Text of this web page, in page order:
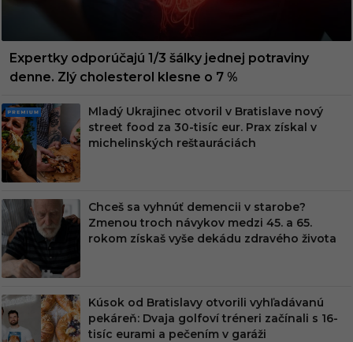
Expertky odporúčajú 1/3 šálky jednej potraviny
denne. Zlý cholesterol klesne o 7 %
PRE
MIU
M
Mladý Ukrajinec otvoril v Bratislave nový
street food za 30-tisíc eur. Prax získal v
michelinských reštauráciách
Chceš sa vyhnúť demencii v starobe?
Zmenou troch návykov medzi 45. a 65.
rokom získaš vyše dekádu zdravého života
Kúsok od Bratislavy otvorili vyhľadávanú
pekáreň: Dvaja golfoví tréneri začínali s 16-
tisíc eurami a pečením v garáži